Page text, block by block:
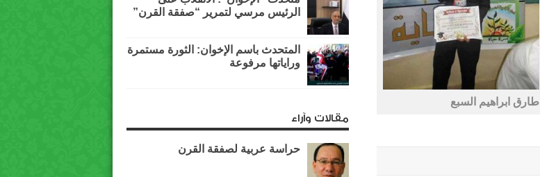
طارق ابراهيم السبع
الرئيس مرسي لتمرير “صفقة القرن”
المتحدث باسم الإخوان: الثورة مستمرة
وراياتها مرفوعة
مقالات وآراء
حراسة عربية لصفقة القرن